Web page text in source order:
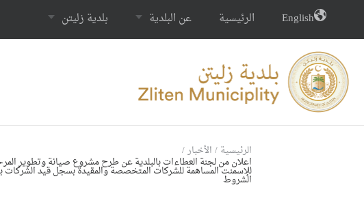
English الرئيسية عن البلدية بلدية زليتن
الرئيسية / الأخبار/
ﺍﻋﻼﻥ ﻣﻦ ﻟﺠﻨﺔ ﺍﻟﻌﻄﺎﺀﺍﺕ ﺑﺎﻟﺒﻠﺪﻳﺔ ﻋﻦ ﻃﺮﺡ ﻣﺸﺮﻭﻉ ﺻﻴﺎﻧﺔ ﻭﺗﻄﻮﻳﺮ
ﻟﻺﺳﻤﻨﺖ ﺍﻟﻤﺴﺎﻫﻤﺔ ﻟﻠﺸﺮﻛﺎﺕ ﺍﻟﻤﺘﺨﺼﺼﺔ ﻭﺍﻟﻤﻘﻴﺪﺓ ﺑﺴﺠﻞ ﻗﻴﺪ ﺍﻟﺸﺮﻛﺎﺕ
ﺍﻟﺸﺮﻭﻁ